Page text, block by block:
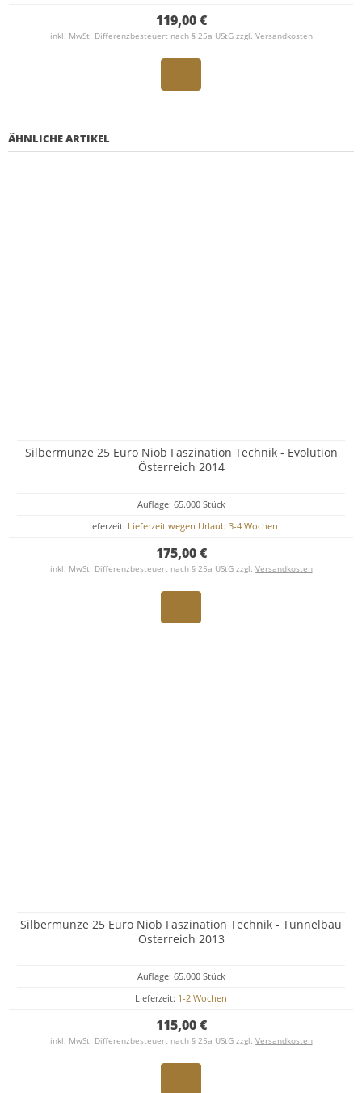
119,00 €
inkl. MwSt. Differenzbesteuert nach § 25a UStG zzgl. Versandkosten
ÄHNLICHE ARTIKEL
Silbermünze 25 Euro Niob Faszination Technik - Evolution
Österreich 2014
Auflage: 65.000 Stück
Lieferzeit: Lieferzeit wegen Urlaub 3-4 Wochen
175,00 €
inkl. MwSt. Differenzbesteuert nach § 25a UStG zzgl. Versandkosten
Silbermünze 25 Euro Niob Faszination Technik - Tunnelbau
Österreich 2013
Auflage: 65.000 Stück
Lieferzeit: 1-2 Wochen
115,00 €
inkl. MwSt. Differenzbesteuert nach § 25a UStG zzgl. Versandkosten